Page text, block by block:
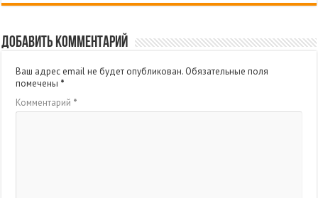
Добавить комментарий
Ваш адрес email не будет опубликован. Обязательные поля
помечены *
Комментарий *